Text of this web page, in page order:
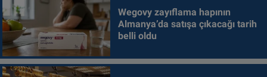
Wegovy zayıflama hapının
Almanya’da satışa çıkacağı tarih
belli oldu